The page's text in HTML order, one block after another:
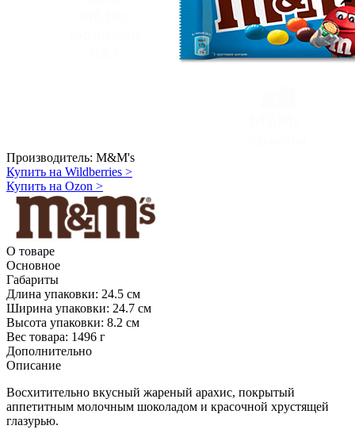
Производитель: M&M's
Купить на Wildberries >
Купить на Ozon >
О товаре
Основное
Габариты
Длина упаковки: 24.5 см
Ширина упаковки: 24.7 см
Высота упаковки: 8.2 см
Вес товара: 1496 г
Дополнительно
Описание
Восхитительно вкусный жареный арахис, покрытый
аппетитным молочным шоколадом и красочной хрустящей
глазурью.